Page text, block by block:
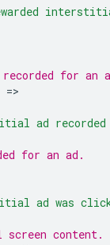
for an
=
ad
for an ad.
ad was
screen content.